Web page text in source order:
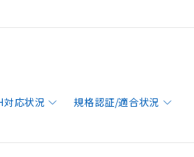
対応状況 規格認証/適合状況